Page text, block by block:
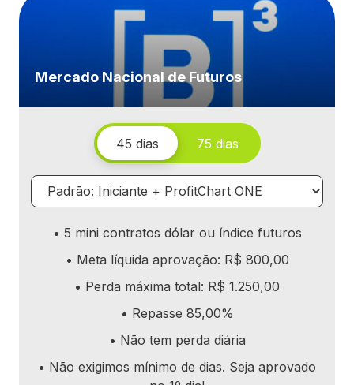
Mercado Nacional de Futuros
45 dias 75 dias
• 5 mini contratos dólar ou índice futuros
• Meta líquida aprovação: R$ 800,00
• Perda máxima total: R$ 1.250,00
• Repasse 85,00%
• Não tem perda diária
• Não exigimos mínimo de dias. Seja aprovado